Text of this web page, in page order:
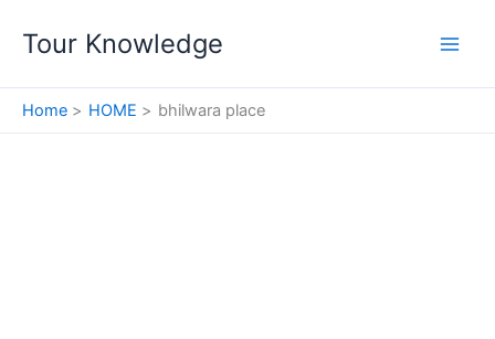
Tour Knowledge
Home HOME bhilwara place